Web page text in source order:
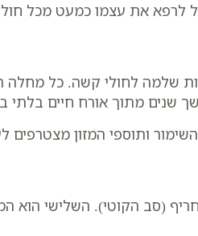
לרפא את עצמו כמעט מכל
שלמה לחולי קשה. כל מחלה
שנים מתוך אורח חיים בלתי
ותוספי המזון מצטרפים
(סב הקוטי). השלישי הוא